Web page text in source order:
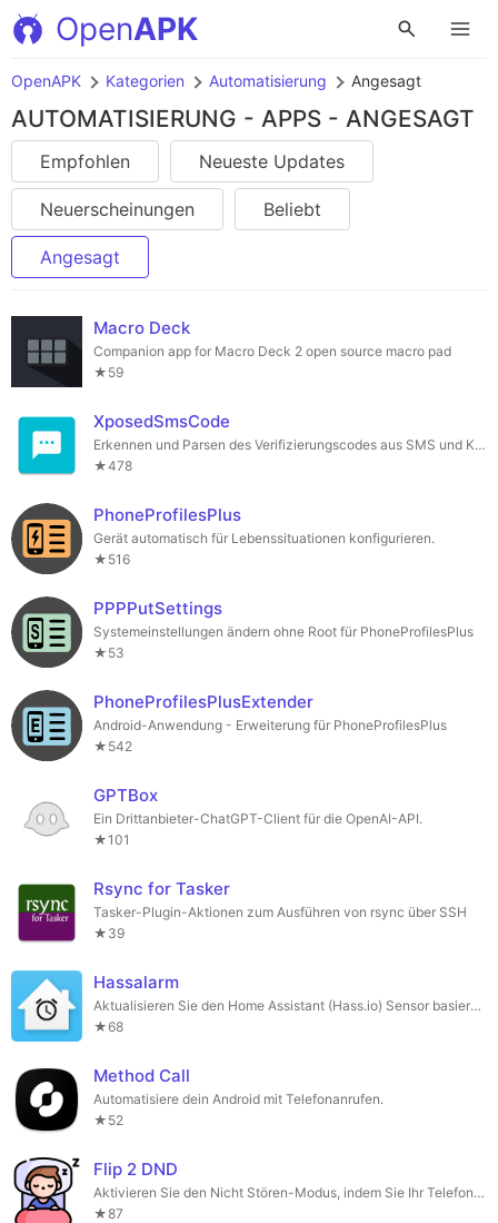
OpenAPK
OpenAPK Kategorien Automatisierung Angesagt
AUTOMATISIERUNG - APPS - ANGESAGT
Empfohlen Neueste Updates
Neuerscheinungen Beliebt
Angesagt
Macro Deck
Companion app for Macro Deck 2 open source macro pad
★59
XposedSmsCode
Erkennen und Parsen des Verifizierungscodes aus SMS und Kopieren in die Zwischenablage.
★478
PhoneProfilesPlus
Gerät automatisch für Lebenssituationen konfigurieren.
★516
PPPPutSettings
Systemeinstellungen ändern ohne Root für PhoneProfilesPlus
★53
PhoneProfilesPlusExtender
Android-Anwendung - Erweiterung für PhoneProfilesPlus
★542
GPTBox
Ein Drittanbieter-ChatGPT-Client für die OpenAI-API.
★101
Rsync for Tasker
Tasker-Plugin-Aktionen zum Ausführen von rsync über SSH
★39
Hassalarm
Aktualisieren Sie den Home Assistant (Hass.io) Sensor basierend auf dem nächsten geplanten Alarm.
★68
Method Call
Automatisiere dein Android mit Telefonanrufen.
★52
Flip 2 DND
Aktivieren Sie den Nicht Stören-Modus, indem Sie Ihr Telefon mit der Bildschirmseite nach unten drehen.
★87